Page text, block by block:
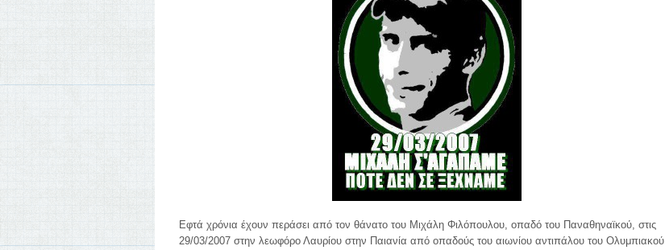
Εφτά χρόνια έχουν περάσει από τον θάνατο του Μιχάλη Φιλόπουλου, οπαδό του Παναθηναϊκού, στις
29/03/2007 στην λεωφόρο Λαυρίου στην Παιανία από οπαδούς του αιωνίου αντιπάλου του Ολυμπιακού